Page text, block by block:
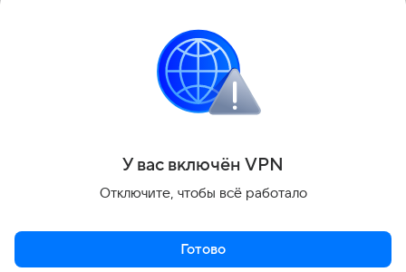
востребованных моделей мира.
Поделиться
У вас включён VPN
Отключите, чтобы всё работало
Готово